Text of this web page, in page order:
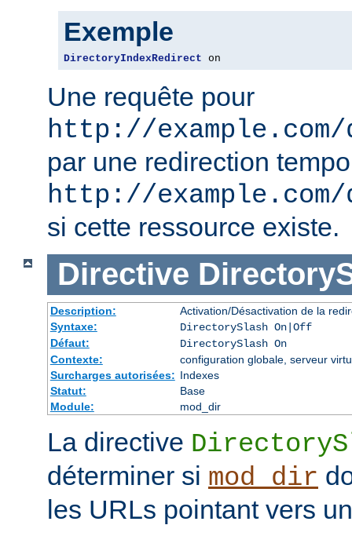
Exemple
DirectoryIndexRedirect on
Une requête pour
http://example.com/
par une redirection
http://
si cette ressource existe.
Directive
Description:
Activation/Désactivation de la
Syntaxe:
DirectorySlash On|Off
Défaut:
DirectorySlash On
Contexte:
configuration globale, serveur
Surcharges autorisées: Indexes
Statut:
Base
Module:
mod_dir
La directive
déterminer si mod_dir
les URLs pointant vers